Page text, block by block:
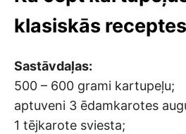
klasiskās receptes
Sastāvdaļas:
500 – 600 grami kartupeļu;
aptuveni 3 ēdamkarotes
1 tējkarote sviesta;